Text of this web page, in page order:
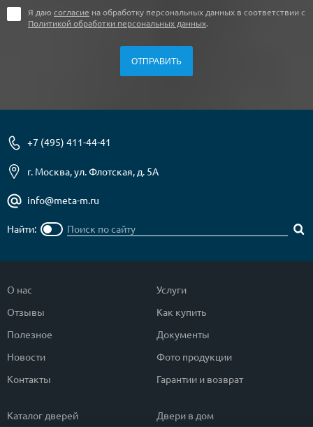
Я даю согласие на обработку персональных данных в соответствии с
Политикой обработки персональных данных.
+7 (495) 411-44-41
г. Москва, ул. Флотская, д. 5А
info@meta-m.ru
Найти:
О нас
Отзывы
Полезное
Новости
Контакты
Услуги
Как купить
Документы
Фото продукции
Гарантии и возврат
Каталог дверей Двери в дом